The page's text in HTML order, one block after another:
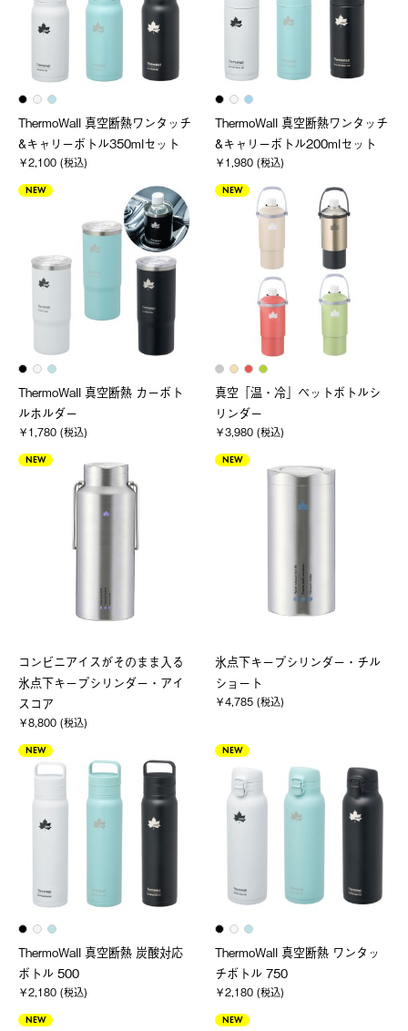
ThermoWall 真空断熱ワンタッチ
&キャリーボトル350mlセット
￥2,100 (税込)
ThermoWall 真空断熱ワンタッチ
&キャリーボトル200mlセット
￥1,980 (税込)
NEW
ThermoWall 真空断熱 カーボト
ルホルダー
￥1,780 (税込)
NEW
真空「温・冷」ペットボトルシ
リンダー
￥3,980 (税込)
NEW
コンビニアイスがそのまま入る
氷点下キープシリンダー・アイ
スコア
￥8,800 (税込)
NEW
氷点下キープシリンダー・チル
ショート
￥4,785 (税込)
NEW
ThermoWall 真空断熱 炭酸対応
ボトル 500
￥2,180 (税込)
NEW
ThermoWall 真空断熱 ワンタッ
チボトル 750
￥2,180 (税込)
NEW NEW